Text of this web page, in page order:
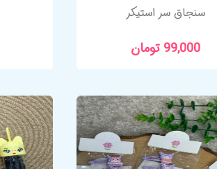
سنجاق سر استیکر
99,000 تومان